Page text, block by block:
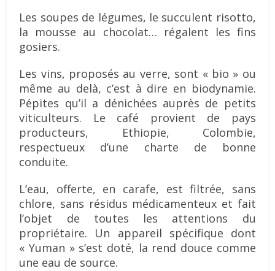
Les soupes de légumes, le succulent risotto,
la mousse au chocolat… régalent les fins
gosiers.
Les vins, proposés au verre, sont « bio » ou
même au delà, c’est à dire en biodynamie.
Pépites qu’il a dénichées auprès de petits
viticulteurs. Le café provient de pays
producteurs, Ethiopie, Colombie,
respectueux d’une charte de bonne
conduite.
L’eau, offerte, en carafe, est filtrée, sans
chlore, sans résidus médicamenteux et fait
l’objet de toutes les attentions du
propriétaire. Un appareil spécifique dont
« Yuman » s’est doté, la rend douce comme
une eau de source.